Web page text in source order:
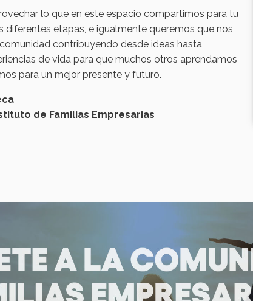
lo que en este espacio compartimos para tu
diferentes etapas, e igualmente queremos que nos
contribuyendo desde ideas hasta
de vida para que muchos otros aprendamos
para un mejor presente y futuro.
de Familias Empresarias